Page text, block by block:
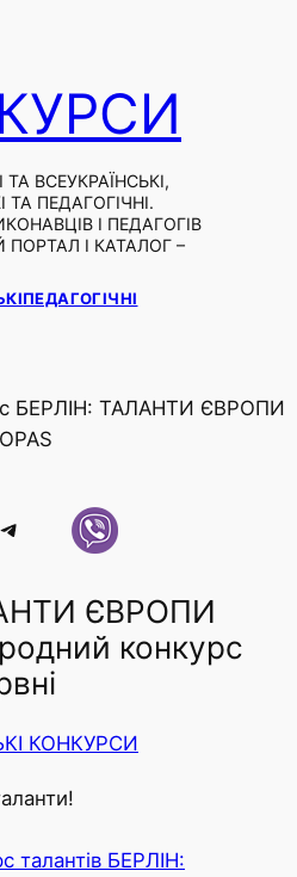
ВСЕУКРАЇНСЬКІ,
ТА ПЕДАГОГІЧНІ.
І ПЕДАГОГІВ
І КАТАЛОГ –
ПЕДАГОГІЧНІ
Telegram
ЄВРОПИ
конкурс
КОНКУРСИ
талантів БЕРЛІН: